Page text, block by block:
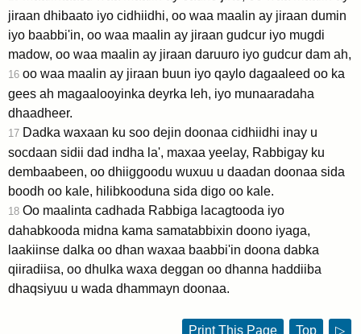
jiraan dhibaato iyo cidhiidhi, oo waa maalin ay jiraan dumin
iyo baabbi'in, oo waa maalin ay jiraan gudcur iyo mugdi
madow, oo waa maalin ay jiraan daruuro iyo gudcur dam ah,
16 oo waa maalin ay jiraan buun iyo qaylo dagaaleed oo ka
gees ah magaalooyinka deyrka leh, iyo munaaradaha
dhaadheer.
17 Dadka waxaan ku soo dejin doonaa cidhiidhi inay u
socdaan sidii dad indha la', maxaa yeelay, Rabbigay ku
dembaabeen, oo dhiiggoodu wuxuu u daadan doonaa sida
boodh oo kale, hilibkooduna sida digo oo kale.
18 Oo maalinta cadhada Rabbiga lacagtooda iyo
dahabkooda midna kama samatabbixin doono iyaga,
laakiinse dalka oo dhan waxaa baabbi'in doona dabka
qiiradiisa, oo dhulka waxa deggan oo dhanna haddiiba
dhaqsiyuu u wada dhammayn doonaa.
Print This Page Top ▷